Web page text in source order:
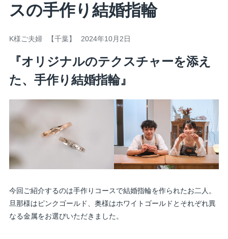
スの手作り結婚指輪
K様ご夫婦 【千葉】 2024年10月2日
『オリジナルのテクスチャーを添え
た、手作り結婚指輪』
今回ご紹介するのは手作りコースで結婚指輪を作られたお二人。
旦那様はピンクゴールド、奥様はホワイトゴールドとそれぞれ異
なる金属をお選びいただきました。